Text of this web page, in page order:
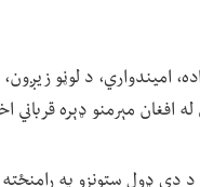
امیندواري، د لوڼو
مېرمنو ډېره
د دې ډول ستونزو په